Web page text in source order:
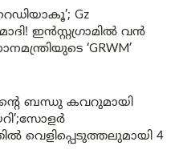
Gz
ഇൻസ്റ്റഗ്രാമിൽ വൻ
‘GRWM’
ബന്ധു കവറുമായി
വെളിപ്പെടുത്തലുമായി 4